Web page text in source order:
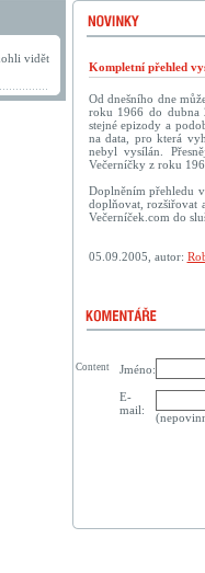
vidět
Kompletní přehled
Od dnešního dne
roku 1966 do dubna
stejné epizody a
na data, pro která
nebyl vysílán.
Večerníčky z roku
Doplněním přehledu
doplňovat, rozšiřovat
Večerníček.com do
05.09.2005, autor:
Jméno:
E-
mail:
Content